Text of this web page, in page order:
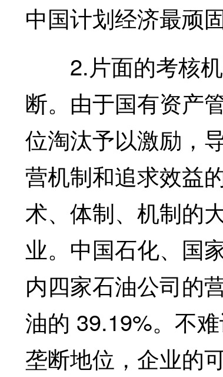
中国计划经济最顽
2.片面的考核机
断。由于国有资产
位淘汰予以激励，
营机制和追求效益
术、体制、机制的
业。中国石化、国
内四家石油公司的
油的 39.19%。不
垄断地位，企业的